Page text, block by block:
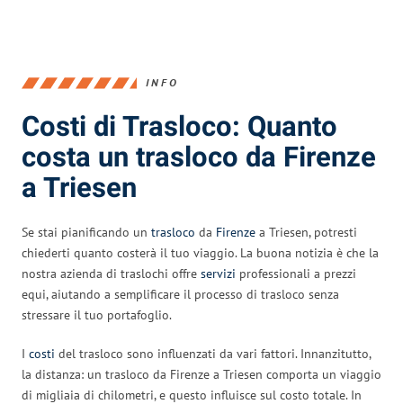
INFO
Costi di Trasloco: Quanto
costa un trasloco da Firenze
a Triesen
Se stai pianificando un trasloco da Firenze a Triesen, potresti
chiederti quanto costerà il tuo viaggio. La buona notizia è che la
nostra azienda di traslochi offre servizi professionali a prezzi
equi, aiutando a semplificare il processo di trasloco senza
stressare il tuo portafoglio.
I costi del trasloco sono influenzati da vari fattori. Innanzitutto,
la distanza: un trasloco da Firenze a Triesen comporta un viaggio
di migliaia di chilometri, e questo influisce sul costo totale. In